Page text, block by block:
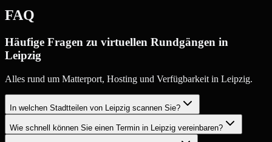
FAQ
Häufige Fragen zu virtuellen Rundgängen in
Leipzig
Alles rund um Matterport, Hosting und Verfügbarkeit in Leipzig.
In welchen Stadtteilen von Leipzig scannen Sie?
Wie schnell können Sie einen Termin in Leipzig vereinbaren?